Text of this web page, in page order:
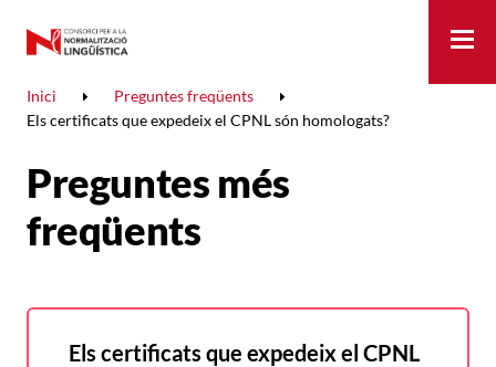
Inici
Preguntes freqüents
Els certificats que expedeix el CPNL són homologats?
Preguntes més
freqüents
Els certificats que expedeix el CPNL